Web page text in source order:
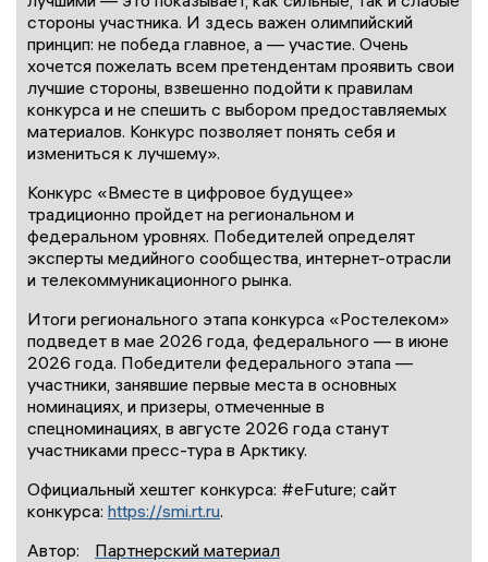
стороны участника. И здесь важен олимпийский
принцип: не победа главное, а — участие. Очень
хочется пожелать всем претендентам проявить свои
лучшие стороны, взвешенно подойти к правилам
конкурса и не спешить с выбором предоставляемых
материалов. Конкурс позволяет понять себя и
измениться к лучшему».
Конкурс «Вместе в цифровое будущее»
традиционно пройдет на региональном и
федеральном уровнях. Победителей определят
эксперты медийного сообщества, интернет-отрасли
и телекоммуникационного рынка.
Итоги регионального этапа конкурса «Ростелеком»
подведет в мае 2026 года, федерального — в июне
2026 года. Победители федерального этапа —
участники, занявшие первые места в основных
номинациях, и призеры, отмеченные в
спецноминациях, в августе 2026 года станут
участниками пресс-тура в Арктику.
Официальный хештег конкурса: #eFuture; сайт
конкурса: https://smi.rt.ru.
Автор:
Партнерский материал